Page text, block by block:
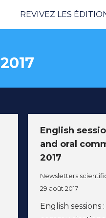
REVIVEZ LES
2017
English
and oral
2017
Newsletters
29 août 2017
English sessions